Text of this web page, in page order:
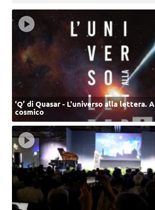
‘Q’ di Quasar - L'universo alla lettera.
cosmico